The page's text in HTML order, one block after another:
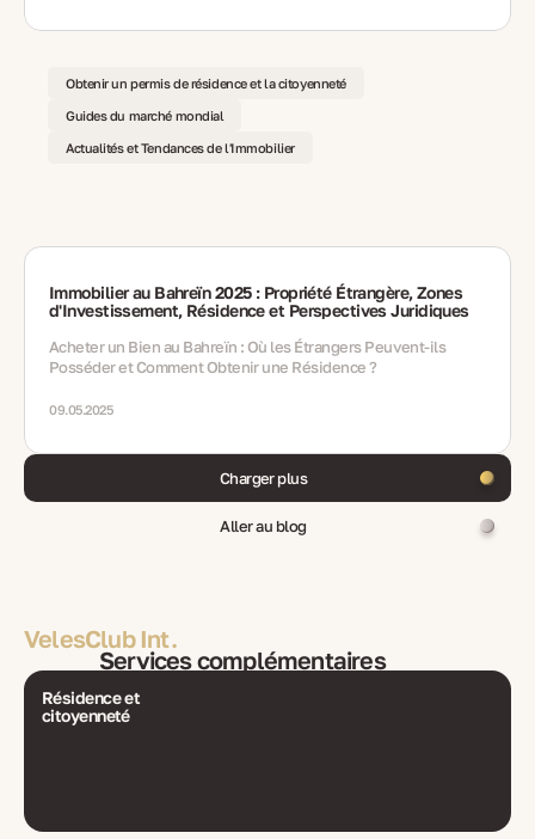
Obtenir un permis de résidence et la citoyenneté
Guides du marché mondial
Actualités et Tendances de l'Immobilier
Immobilier au Bahreïn 2025 : Propriété Étrangère, Zones
d'Investissement, Résidence et Perspectives Juridiques
Acheter un Bien au Bahreïn : Où les Étrangers Peuvent-ils
Posséder et Comment Obtenir une Résidence ?
09.05.2025
Charger plus
Aller au blog
VelesClub Int.
Services complémentaires
Résidence et
citoyenneté